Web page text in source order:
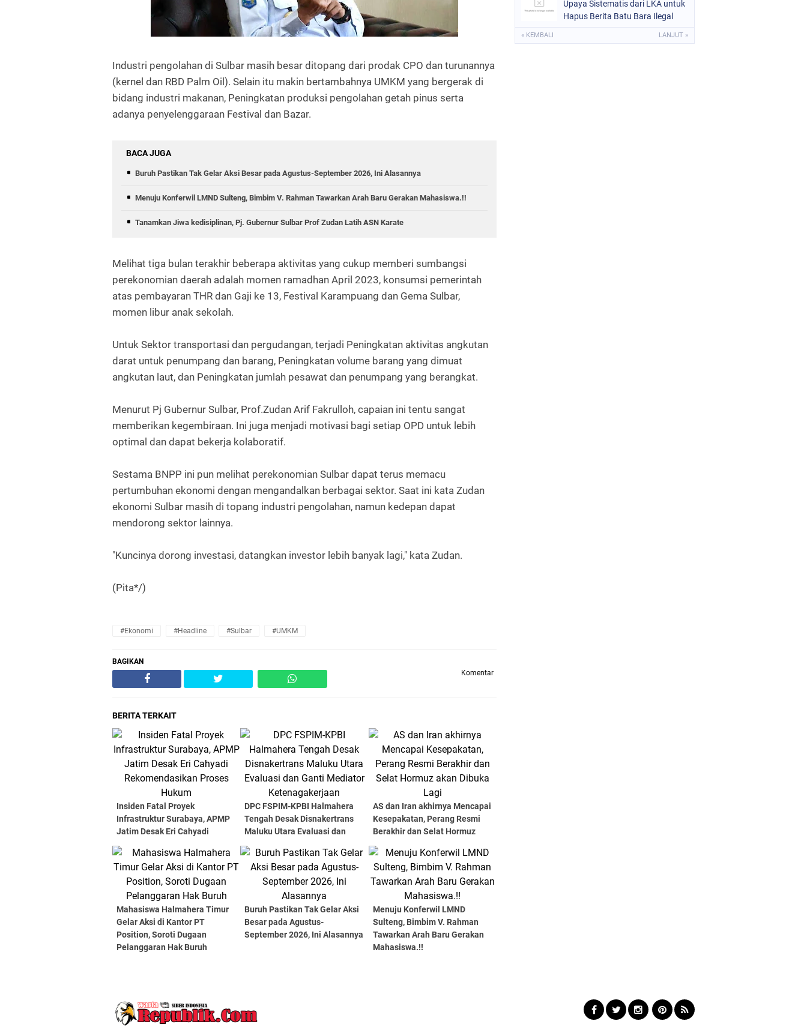
Industri pengolahan di Sulbar masih besar ditopang dari prodak CPO dan turunannya
(kernel dan RBD Palm Oil). Selain itu makin bertambahnya UMKM yang bergerak di
bidang industri makanan, Peningkatan produksi pengolahan getah pinus serta
adanya penyelenggaraan Festival dan Bazar.
BACA JUGA
Buruh Pastikan Tak Gelar Aksi Besar pada Agustus-September 2026, Ini Alasannya
Menuju Konferwil LMND Sulteng, Bimbim V. Rahman Tawarkan Arah Baru Gerakan Mahasiswa.!!
Tanamkan Jiwa kedisiplinan, Pj. Gubernur Sulbar Prof Zudan Latih ASN Karate
Melihat tiga bulan terakhir beberapa aktivitas yang cukup memberi sumbangsi
perekonomian daerah adalah momen ramadhan April 2023, konsumsi pemerintah
atas pembayaran THR dan Gaji ke 13, Festival Karampuang dan Gema Sulbar,
momen libur anak sekolah.
Untuk Sektor transportasi dan pergudangan, terjadi Peningkatan aktivitas angkutan
darat untuk penumpang dan barang, Peningkatan volume barang yang dimuat
angkutan laut, dan Peningkatan jumlah pesawat dan penumpang yang berangkat.
Menurut Pj Gubernur Sulbar, Prof.Zudan Arif Fakrulloh, capaian ini tentu sangat
memberikan kegembiraan. Ini juga menjadi motivasi bagi setiap OPD untuk lebih
optimal dan dapat bekerja kolaboratif.
Sestama BNPP ini pun melihat perekonomian Sulbar dapat terus memacu
pertumbuhan ekonomi dengan mengandalkan berbagai sektor. Saat ini kata Zudan
ekonomi Sulbar masih di topang industri pengolahan, namun kedepan dapat
mendorong sektor lainnya.
"Kuncinya dorong investasi, datangkan investor lebih banyak lagi," kata Zudan.
(Pita*/)
#Ekonomi #Headline #Sulbar #UMKM
BAGIKAN
Komentar
BERITA TERKAIT
Insiden Fatal Proyek
Infrastruktur Surabaya, APMP
Jatim Desak Eri Cahyadi
Rekomendasikan Proses
Hukum
DPC FSPIM-KPBI Halmahera
Tengah Desak Disnakertrans
Maluku Utara Evaluasi dan
Ganti Mediator
Ketenagakerjaan
AS dan Iran akhirnya Mencapai
Kesepakatan, Perang Resmi
Berakhir dan Selat Hormuz
akan Dibuka Lagi
Mahasiswa Halmahera Timur
Gelar Aksi di Kantor PT
Position, Soroti Dugaan
Pelanggaran Hak Buruh
Buruh Pastikan Tak Gelar Aksi
Besar pada Agustus-
September 2026, Ini Alasannya
Menuju Konferwil LMND
Sulteng, Bimbim V. Rahman
Tawarkan Arah Baru Gerakan
Mahasiswa.!!
Upaya Sistematis dari LKA untuk
Hapus Berita Batu Bara Ilegal
« KEMBALI LANJUT »